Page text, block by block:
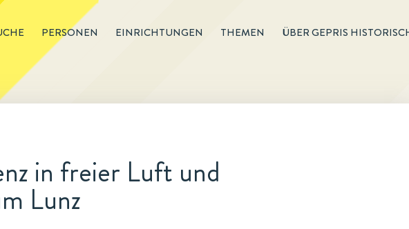
PERSONEN EINRICHTUNGEN THEMEN ÜBER GEPRIS
in freier Luft und
Lunz